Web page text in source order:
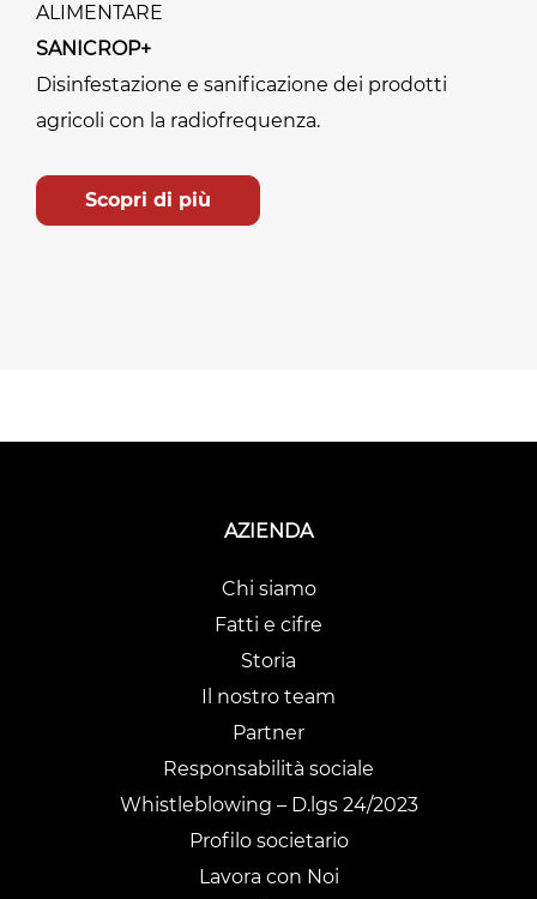
ALIMENTARE
SANICROP+
Disinfestazione e sanificazione dei prodotti
agricoli con la radiofrequenza.
Scopri di più
AZIENDA
Chi siamo
Fatti e cifre
Storia
Il nostro team
Partner
Responsabilità sociale
Whistleblowing – D.lgs 24/2023
Profilo societario
Lavora con Noi